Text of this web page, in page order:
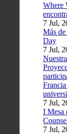
Where
7 Jul,
Más
Day
7 Jul,
7 Jul,
I Mesa
7 Jul,